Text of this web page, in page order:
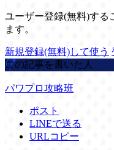
ユーザー登録(無料)する
ます。
新規登録(無料)して使う
この記事を書いた人
パワプロ攻略班
ポスト
LINEで送る
URLコピー